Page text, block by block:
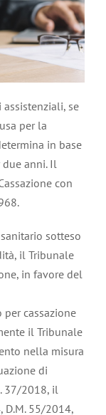
se
per la
in base
anni. Il
con
sotteso
il Tribunale
in favore del
cassazione
il Tribunale
nella misura
di
37/2018, il
D.M. 55/2014,